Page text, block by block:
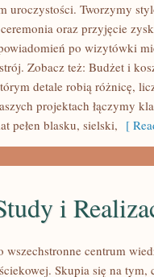
uroczystości. Tworzymy
oraz przyjęcie
po wizytówki
Zobacz też: Budżet i
detale robią różnicę,
projektach łączymy
pełen blasku, sielski, [
i
wszechstronne centrum
Skupia się na